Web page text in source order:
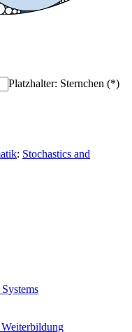
Platzhalter: Sternchen (*)
: Stochastics and